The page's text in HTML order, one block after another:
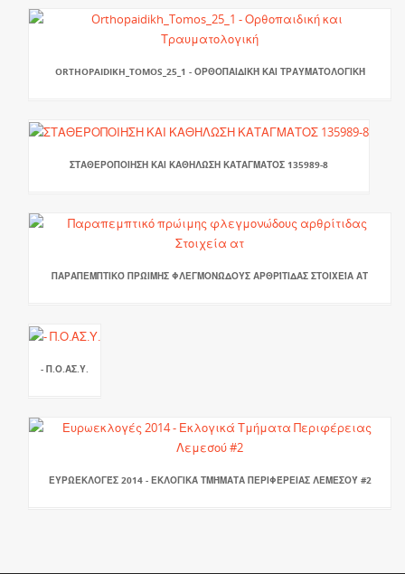
ORTHOPAIDIKH_TOMOS_25_1 - ΟΡΘΟΠΑΙΔΙΚΉ ΚΑΙ ΤΡΑΥΜΑΤΟΛΟΓΙΚΉ
ΣΤΑΘΕΡΟΠΟΙΗΣΗ ΚΑΙ ΚΑΘΗΛΩΣΗ ΚΑΤΑΓΜΑΤΟΣ 135989-8
ΠΑΡΑΠΕΜΠΤΙΚΌ ΠΡΏΙΜΗΣ ΦΛΕΓΜΟΝΏΔΟΥΣ ΑΡΘΡΊΤΙΔΑΣ ΣΤΟΙΧΕΊΑ ΑΤ
- Π.Ο.ΑΣ.Υ.
ΕΥΡΩΕΚΛΟΓΈΣ 2014 - ΕΚΛΟΓΙΚΆ ΤΜΉΜΑΤΑ ΠΕΡΙΦΈΡΕΙΑΣ ΛΕΜΕΣΟΎ #2